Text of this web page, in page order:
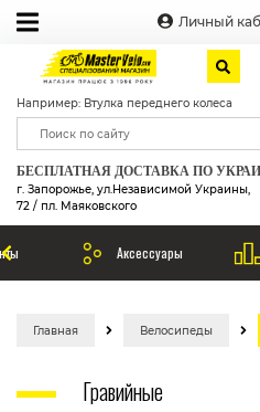
Личный
Например: Втулка переднего колеса
БЕСПЛАТНАЯ ДОСТАВКА ПО
г. Запорожье, ул.Независимой Украины,
72 / пл. Маяковского
Аксессуары
Главная Велосипеды
Гравийные